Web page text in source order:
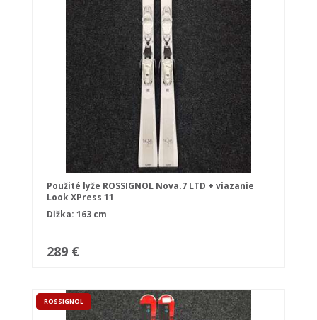
Použité lyže ROSSIGNOL Nova.7 LTD + viazanie
Look XPress 11
Dĺžka: 163 cm
289 €
ROSSIGNOL